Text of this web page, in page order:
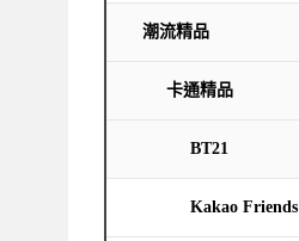
潮流精品
卡通精品
BT21
Kakao Friends